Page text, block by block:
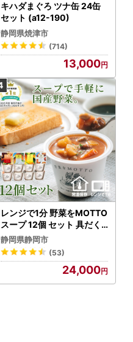
キハダまぐろ ツナ缶 24缶
セット (a12-190)
静岡県焼津市
(714)
13,000
レンジで1分 野菜をMOTTO
スープ 12個 セット 具だく
さんスープ 朝食 惣菜 国産
野菜 常温保存
静岡県静岡市
(53)
24,000